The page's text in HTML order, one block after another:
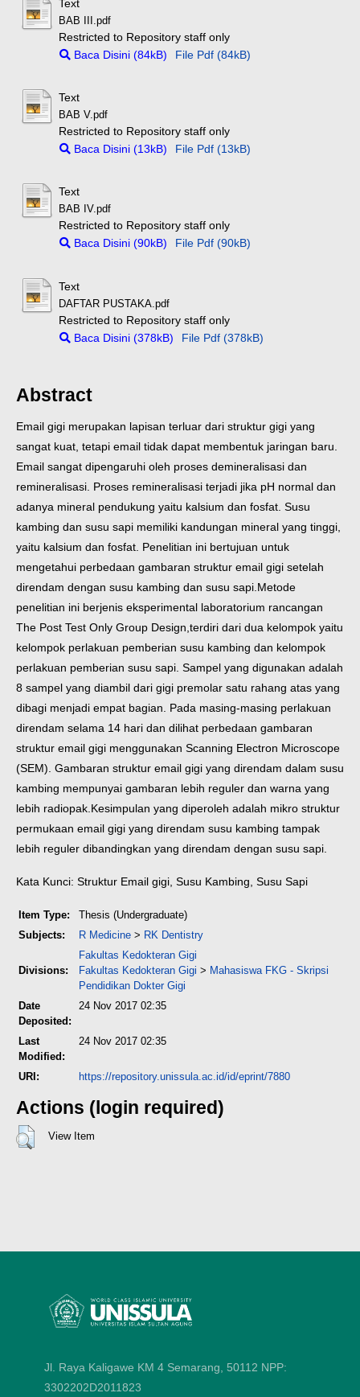
Text
BAB III.pdf
Restricted to Repository staff only
Baca Disini (84kB)
File Pdf (84kB)
Text
BAB V.pdf
Restricted to Repository staff only
Baca Disini (13kB)
File Pdf (13kB)
Text
BAB IV.pdf
Restricted to Repository staff only
Baca Disini (90kB)
File Pdf (90kB)
Text
DAFTAR PUSTAKA.pdf
Restricted to Repository staff only
Baca Disini (378kB)
File Pdf (378kB)
Abstract
Email gigi merupakan lapisan terluar dari struktur gigi yang
sangat kuat, tetapi email tidak dapat membentuk jaringan baru.
Email sangat dipengaruhi oleh proses demineralisasi dan
remineralisasi. Proses remineralisasi terjadi jika pH normal dan
adanya mineral pendukung yaitu kalsium dan fosfat. Susu
kambing dan susu sapi memiliki kandungan mineral yang tinggi,
yaitu kalsium dan fosfat. Penelitian ini bertujuan untuk
mengetahui perbedaan gambaran struktur email gigi setelah
direndam dengan susu kambing dan susu sapi. Metode
penelitian ini berjenis eksperimental laboratorium rancangan
The Post Test Only Group Design,terdiri dari dua kelompok yaitu
kelompok perlakuan pemberian susu kambing dan kelompok
perlakuan pemberian susu sapi. Sampel yang digunakan adalah
8 sampel yang diambil dari gigi premolar satu rahang atas yang
dibagi menjadi empat bagian. Pada masing-masing perlakuan
direndam selama 14 hari dan dilihat perbedaan gambaran
struktur email gigi menggunakan Scanning Electron Microscope
(SEM). Gambaran struktur email gigi yang direndam dalam susu
kambing mempunyai gambaran lebih reguler dan warna yang
lebih radiopak. Kesimpulan yang diperoleh adalah mikro struktur
permukaan email gigi yang direndam susu kambing tampak
lebih reguler dibandingkan yang direndam dengan susu sapi.
Kata Kunci: Struktur Email gigi, Susu Kambing, Susu Sapi
Item Type:
Thesis (Undergraduate)
Subjects:
R Medicine > RK Dentistry
Divisions:
Fakultas Kedokteran Gigi
Fakultas Kedokteran Gigi > Mahasiswa FKG - Skripsi
Pendidikan Dokter Gigi
Date
Deposited:
24 Nov 2017 02:35
Last
Modified:
24 Nov 2017 02:35
URI: https://repository.unissula.ac.id/id/eprint/7880
Actions (login required)
View Item
Jl. Raya Kaligawe KM 4 Semarang, 50112 NPP:
3302202D2011823